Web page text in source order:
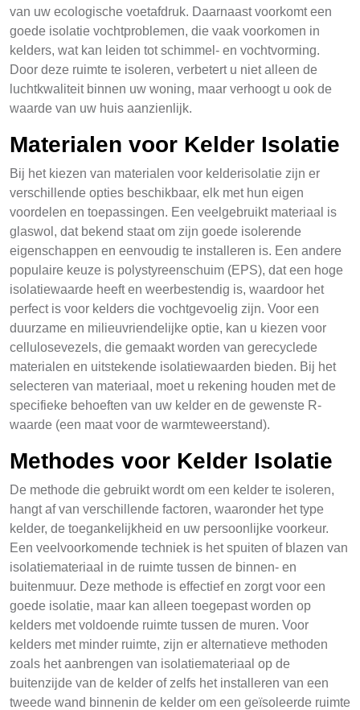
van uw ecologische voetafdruk. Daarnaast voorkomt een
goede isolatie vochtproblemen, die vaak voorkomen in
kelders, wat kan leiden tot schimmel- en vochtvorming.
Door deze ruimte te isoleren, verbetert u niet alleen de
luchtkwaliteit binnen uw woning, maar verhoogt u ook de
waarde van uw huis aanzienlijk.
Materialen voor Kelder Isolatie
Bij het kiezen van materialen voor kelderisolatie zijn er
verschillende opties beschikbaar, elk met hun eigen
voordelen en toepassingen. Een veelgebruikt materiaal is
glaswol, dat bekend staat om zijn goede isolerende
eigenschappen en eenvoudig te installeren is. Een andere
populaire keuze is polystyreenschuim (EPS), dat een hoge
isolatiewaarde heeft en weerbestendig is, waardoor het
perfect is voor kelders die vochtgevoelig zijn. Voor een
duurzame en milieuvriendelijke optie, kan u kiezen voor
cellulosevezels, die gemaakt worden van gerecyclede
materialen en uitstekende isolatiewaarden bieden. Bij het
selecteren van materiaal, moet u rekening houden met de
specifieke behoeften van uw kelder en de gewenste R-
waarde (een maat voor de warmteweerstand).
Methodes voor Kelder Isolatie
De methode die gebruikt wordt om een kelder te isoleren,
hangt af van verschillende factoren, waaronder het type
kelder, de toegankelijkheid en uw persoonlijke voorkeur.
Een veelvoorkomende techniek is het spuiten of blazen van
isolatiemateriaal in de ruimte tussen de binnen- en
buitenmuur. Deze methode is effectief en zorgt voor een
goede isolatie, maar kan alleen toegepast worden op
kelders met voldoende ruimte tussen de muren. Voor
kelders met minder ruimte, zijn er alternatieve methoden
zoals het aanbrengen van isolatiemateriaal op de
buitenzijde van de kelder of zelfs het installeren van een
tweede wand binnenin de kelder om een geïsoleerde ruimte